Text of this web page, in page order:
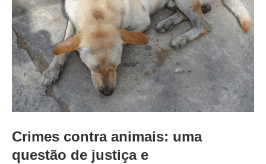
Crimes contra animais: uma
questão de justiça e